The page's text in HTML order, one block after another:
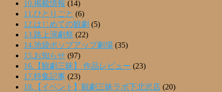
10.掲載情報 (14)
11.ひとりごと (6)
12.はじめての観劇 (5)
13.路上演劇祭 (22)
14.池袋ポップアップ劇場 (35)
15.お知らせ (97)
16.【観劇三昧】 作品レビュー (23)
17.特集記事 (23)
18.【イベント】観劇三昧ラボ下北沢店 (20)